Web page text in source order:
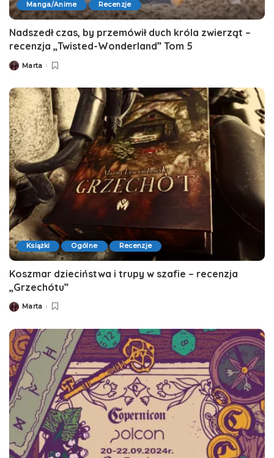
Manga/Anime Recenzje
Nadszedł czas, by przemówił duch króla zwierząt –
recenzja „Twisted-Wonderland” Tom 5
Posted
Marta
Książki Ogólne Recenzje
Koszmar dzieciństwa i trupy w szafie – recenzja
„Grzechótu”
Posted
Marta